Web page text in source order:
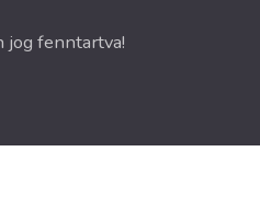
fenntartva!